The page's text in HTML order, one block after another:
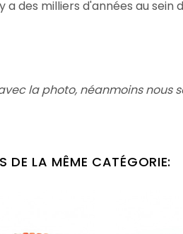
milliers d'années au sein
la photo, néanmoins nous
DE LA MÊME CATÉGORIE: